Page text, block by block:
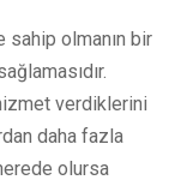
sahip olmanın bir
verdiklerini
daha fazla
olursa